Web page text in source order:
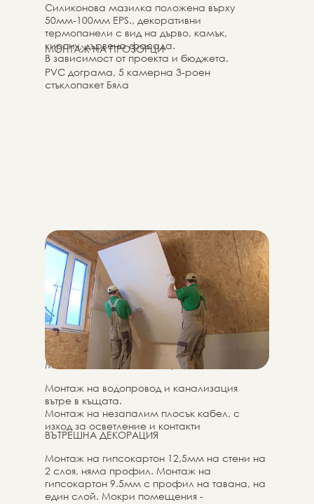
Силиконова мазилка положена върху
50мм-100мм EPS., декоративни
термопанели с вид на дърво, камък,
кирпич, дървена фасада.
В зависимост от проекта и бюджета.
МОНТАЖ НА ПРОЗОРЦИ
PVC дограма, 5 камерна 3-роен
стъклопакет Бяла
МОНТАЖ НА КОМУНИКАЦИИ
Монтаж на водопровод и канализация
вътре в къщата.
Монтаж на незапалим плосък кабел, с
изход за осветление и контакти
ВЪТРЕШНА ДЕКОРАЦИЯ
Монтаж на гипсокартон 12,5мм на стени на
2 слоя, няма профил. Монтаж на
гипсокартон 9.5мм с профил на тавана, на
един слой. Мокри помещения -